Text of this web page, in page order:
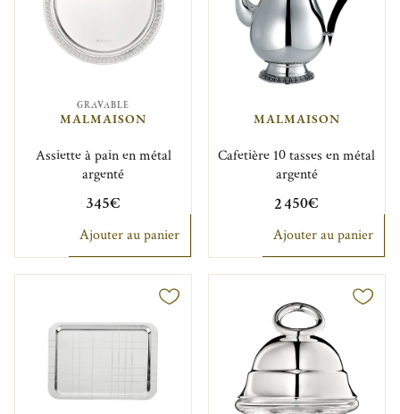
GRAVABLE
MALMAISON
Assiette à pain en métal
argenté
345€
Ajouter au panier
MALMAISON
Cafetière 10 tasses en métal
argenté
2 450€
Ajouter au panier